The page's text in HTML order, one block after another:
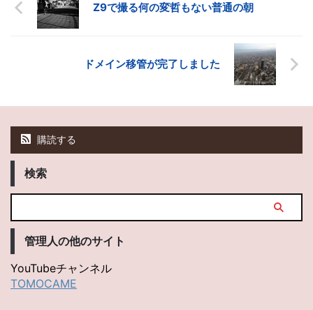
Z9で撮る何の変哲もない普通の朝
ドメイン移管が完了しました
購読する
検索
管理人の他のサイト
YouTubeチャンネル
TOMOCAME